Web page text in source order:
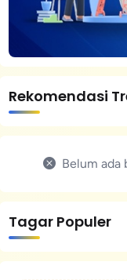
Rekomendasi
Belum ada
Tagar Populer